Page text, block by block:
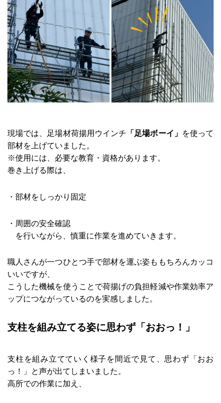
現場では、足場材荷揚用ウインチ 「足場ボーイ」 を使って
部材を上げていました。
※使用には、必要な教育・資格があります。
巻き上げる際は、
・部材をしっかり固定
・周囲の安全確認
を行いながら、慎重に作業を進めていきます。
職人さんが一つひとつ手で部材を運ぶ姿ももちろんカッコ
いいですが、
こうした機械を使うことで荷揚げの負担軽減や作業効率ア
ップにつながっているのを実感しました。
支柱を組み立てる姿に思わず「おおっ！」
支柱を組み立てていく様子を間近で見て、思わず「おお
っ！」と声が出てしまいました。
高所での作業に加え、